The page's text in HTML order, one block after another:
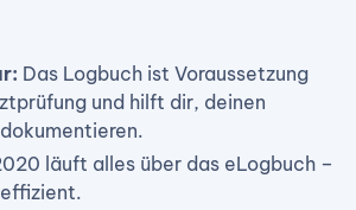
Das Logbuch ist Voraussetzung
und hilft dir, deinen
läuft alles über das eLogbuch –